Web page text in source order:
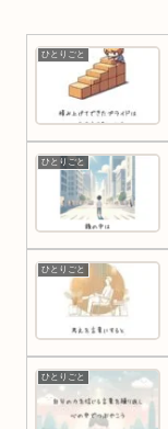
ひとりごと
ひとりごと
ひとりごと
ひとりごと